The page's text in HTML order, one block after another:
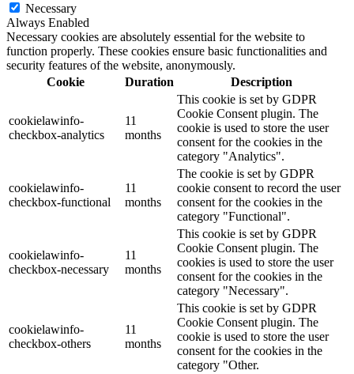
Necessary
Always Enabled
Necessary cookies are absolutely essential for the website to
function properly. These cookies ensure basic functionalities and
security features of the website, anonymously.
Cookie
Duration Description
cookielawinfo-
checkbox-analytics
11
months
This cookie is set by GDPR
Cookie Consent plugin. The
cookie is used to store the user
consent for the cookies in the
category "Analytics".
cookielawinfo-
checkbox-functional
11
months
The cookie is set by GDPR
cookie consent to record the user
consent for the cookies in the
category "Functional".
cookielawinfo-
checkbox-necessary
11
months
This cookie is set by GDPR
Cookie Consent plugin. The
cookies is used to store the user
consent for the cookies in the
category "Necessary".
cookielawinfo-
checkbox-others
11
months
This cookie is set by GDPR
Cookie Consent plugin. The
cookie is used to store the user
consent for the cookies in the
category "Other.